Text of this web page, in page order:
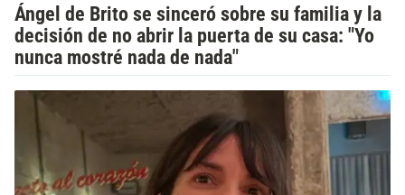
Ángel de Brito se sinceró sobre su familia y la
decisión de no abrir la puerta de su casa: "Yo
nunca mostré nada de nada"